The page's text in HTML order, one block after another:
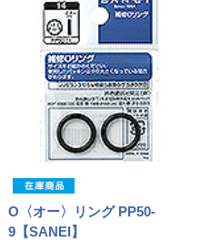
O〈オー〉リング PP50-
9【SANEI】